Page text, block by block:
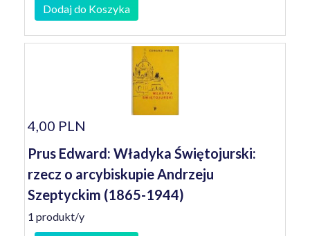
Dodaj do Koszyka
4,00 PLN
Prus Edward: Władyka Świętojurski:
rzecz o arcybiskupie Andrzeju
Szeptyckim (1865-1944)
1 produkt/y